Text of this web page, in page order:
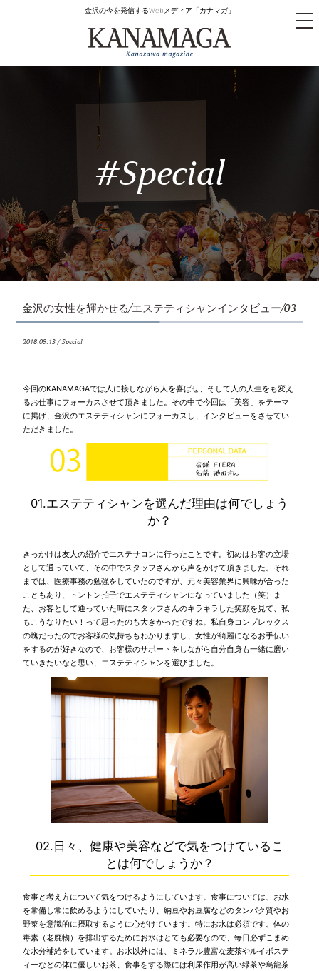
金沢の今を発信するWebメディア「カナマガ」
#Special
金沢の女性を輝かせる/エステティシャンインタビュー/03
2018.09.13 / Special
今回のKANAMAGAでは人に接しながら人を喜ばせ、そして人の人生をも変え
るお仕事にフォーカスさせて頂きました。その中で今回は「美容」をテーマ
に掲げ、金沢のエステティシャンにフォーカスし、インタビューをさせてい
ただきました。
01.エステティシャンを選んだ理由は何でしょう
か？
きっかけは友人の紹介でエステサロンに行ったことです。初めはお客の立場
として通っていて、その中でスタッフさんから声をかけて頂きました。それ
までは、医療事務の勉強をしていたのですが、元々美容業界に興味が合った
こともあり、トントン拍子でエステティシャンになっていました（笑）ま
た、お客として通っていた時にスタッフさんのキラキラした笑顔を見て、私
もこうなりたい！って思ったのも大きかったですね。私自身コンプレックス
の塊だったのでお客様の気持ちもわかりますし、女性が綺麗になるお手伝い
をするのが好きなので、お客様のサポートをしながら自分自身も一緒に磨い
ていきたいなと思い、エステティシャンを選びました。
02.日々、健康や美容などで気をつけているこ
とは何でしょうか？
食事と考え方について気をつけるようにしています。食事については、お水
を常備し常に飲めるようにしていたり、納豆やお豆腐などのタンパク質やお
野菜を意識的に摂取するように心がけています。特にお水は必須です。体の
毒素（老廃物）を排出するためにお水はとても必要なので、毎日必ずこまめ
な水分補給をしています。お水以外には、ミネラル豊富な麦茶やルイボステ
ィーなどの体に優しいお茶、食事をする際には利尿作用が高い緑茶や烏龍茶